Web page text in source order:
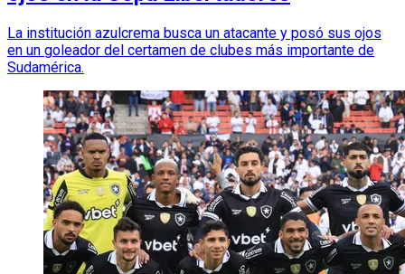
La institución azulcrema busca un atacante y posó sus ojos
en un goleador del certamen de clubes más importante de
Sudamérica.